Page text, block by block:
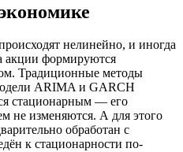
нелинейно, и иногда
акции формируются
Традиционные методы
ARIMA и GARCH
стационарным — его
не изменяются. А для этого
обработан с
к стационарности по-